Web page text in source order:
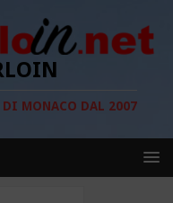
MONACO DAL 2007